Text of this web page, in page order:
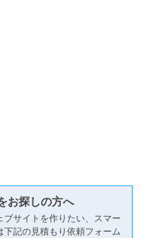
お探しの方へ
サイトを作りたい、スマー
下記の見積もり依頼フォーム